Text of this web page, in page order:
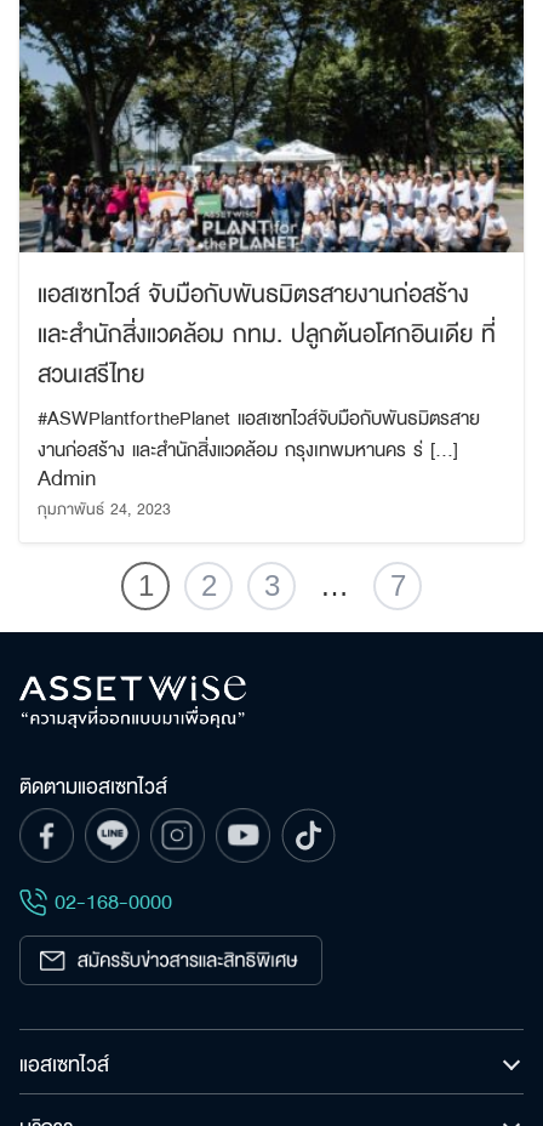
แอสเซทไวส์ จับมือกับพันธมิตรสายงานก่อสร้าง
และสำนักสิ่งแวดล้อม กทม. ปลูกต้นอโศกอินเดีย ที่
สวนเสรีไทย
#ASWPlantforthePlanet แอสเซทไวส์จับมือกับพันธมิตรสาย
งานก่อสร้าง และสำนักสิ่งแวดล้อม กรุงเทพมหานคร ร่ […]
Admin
กุมภาพันธ์ 24, 2023
1 2 3 … 7
ติดตามแอสเซทไวส์
02-168-0000
แอสเซทไวส์